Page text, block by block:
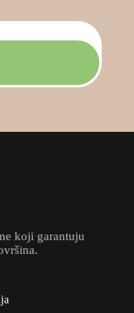
koji garantuju